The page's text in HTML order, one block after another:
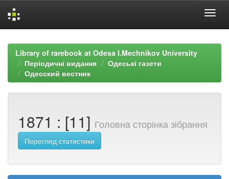
navigationLibrary of rarebook at Odesa I.Mechnikov University
Періодичні видання
Одеські газети
Одесский вестник
1871 : [11] Головна сторінка зібрання
Перегляд статистики